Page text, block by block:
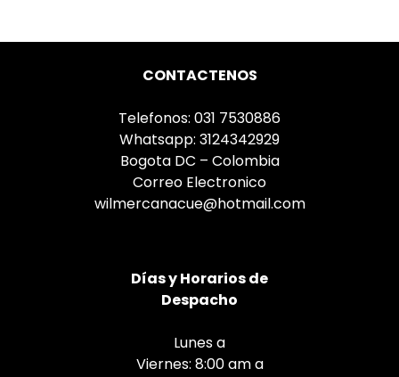
CONTACTENOS
Telefonos: 031 7530886
Whatsapp: 3124342929
Bogota DC – Colombia
Correo Electronico
wilmercanacue@hotmail.com
Díasy Horarios de
Despacho
Lunes a
Viernes: 8:00 am a